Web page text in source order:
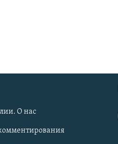
О нас